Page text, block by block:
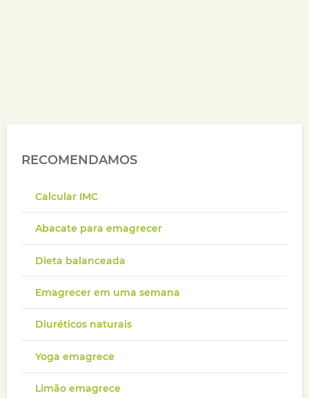
RECOMENDAMOS
Calcular IMC
Abacate para emagrecer
Dieta balanceada
Emagrecer em uma semana
Diuréticos naturais
Yoga emagrece
Limão emagrece